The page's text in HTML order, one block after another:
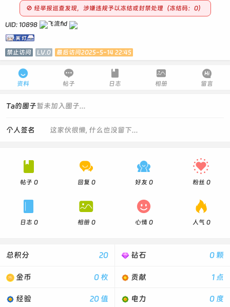
🚫 经举报巡查发现，涉嫌违规予以冻结或封禁处理（冻结码：0）
UID: 10898
禁止访问 LV.0 最后访问2025-5-14 22:45

资料

帖子

日志

相册

留言
Ta的圈子暂未加入圈子...
这家伙很懒, 什么也没留下...
个人签名

帖子 0

回复 0

好友 0

粉丝 0

日志 0

相册 0

心情 0

人气 0
20
总积分 0 颗
钻石
0 枚
金币 1 点
贡献
20 值
经验 0 度
电力